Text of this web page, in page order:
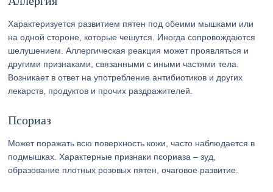
Характеризуется развитием пятен под обеими мышками или
на одной стороне, которые чешутся. Иногда сопровождаются
шелушением. Аллергическая реакция может проявляться и
другими признаками, связанными с иными частями тела.
Возникает в ответ на употребление антибиотиков и других
лекарств, продуктов и прочих раздражителей.
Псориаз
Может поражать всю поверхность кожи, часто наблюдается в
подмышках. Характерные признаки псориаза – зуд,
образование плотных розовых пятен, очаговое развитие.